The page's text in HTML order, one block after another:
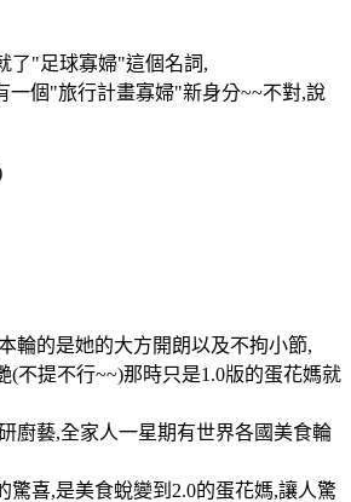
了"足球寡婦"這個名詞,
一個"旅行計畫寡婦"新身分~~不對,說
輪的是她的大方開朗以及不拘小節,
(不提不行~~)那時只是1.0版的蛋花媽就
廚藝,全家人一星期有世界各國美食輪
驚喜,是美食蛻變到2.0的蛋花媽,讓人驚